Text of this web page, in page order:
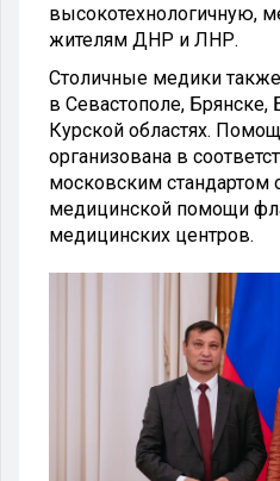
высокотехнологичную,
жителям ДНР и ЛНР.
Столичные медики
в Севастополе, Брянске,
Курской областях.
организована в
московским стандартом
медицинской помощи
медицинских центров.